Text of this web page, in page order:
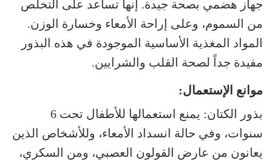
جهاز هضمي بصحة جيدة. إنها تساعد على التخلص
من السموم، وعلى إراحة الأمعاء وخسارة الوزن.
المواد المغذية الأساسية الموجودة في هذه البذور
مفيدة جداً لصحة القلب والشرايين.
موانع الإستعمال:
بذور الكتان: يمنع استعمالها للأطفال تحت 6
سنوات، وفي حالة انسداد الأمعاء، وللأشخاص الذين
يعانون من عارض القولون العصبي، ومن السكري،